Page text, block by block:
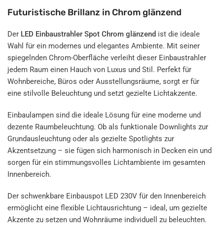
230V
230V
Futuristische Brillanz in Chrom glänzend
Der LED Einbaustrahler Spot Chrom glänzend ist die ideale
Wahl für ein modernes und elegantes Ambiente. Mit seiner
spiegelnden Chrom-Oberfläche verleiht dieser Einbaustrahler
jedem Raum einen Hauch von Luxus und Stil. Perfekt für
Wohnbereiche, Büros oder Ausstellungsräume, sorgt er für
eine stilvolle Beleuchtung und setzt gezielte Lichtakzente.
Einbaulampen sind die ideale Lösung für eine moderne und
dezente Raumbeleuchtung. Ob als funktionale Downlights zur
Grundausleuchtung oder als gezielte Spotlights zur
Akzentsetzung – sie fügen sich harmonisch in Decken ein und
sorgen für ein stimmungsvolles Lichtambiente im gesamten
Innenbereich.
Der schwenkbare Einbauspot LED 230V für den Innenbereich
ermöglicht eine flexible Lichtausrichtung – ideal, um gezielte
Akzente zu setzen und Wohnräume individuell zu beleuchten.